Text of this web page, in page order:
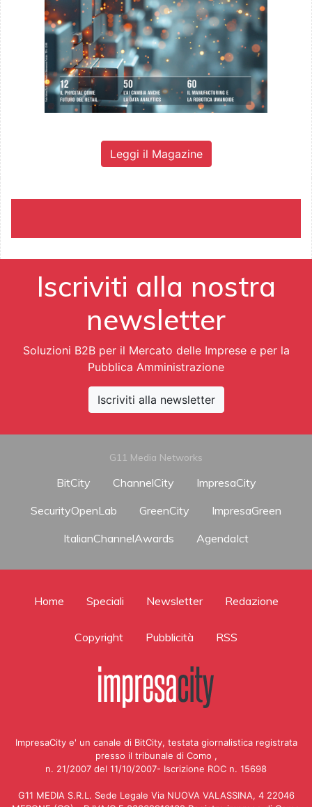
Leggi il Magazine
Iscriviti alla nostra
newsletter
Soluzioni B2B per il Mercato delle Imprese e per la
Pubblica Amministrazione
Iscriviti alla newsletter
G11 Media Networks
BitCity ChannelCity
ImpresaCity
SecurityOpenLab
GreenCity
ImpresaGreen
ItalianChannelAwards
AgendaIct
Home Speciali Newsletter Redazione
Copyright Pubblicità RSS
ImpresaCity e' un canale di BitCity, testata giornalistica registrata
presso il tribunale di Como ,
n. 21/2007 del 11/10/2007- Iscrizione ROC n. 15698
G11 MEDIA S.R.L. Sede Legale Via NUOVA VALASSINA, 4 22046